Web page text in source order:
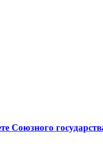
Союзного